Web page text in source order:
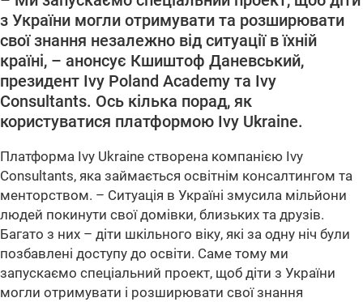
з України могли отримувати та розширювати
свої знання незалежно від ситуації в їхній
країні, – анонсує Кшиштоф Даневський,
президент Ivy Poland Academy та Ivy
Consultants. Ось кілька порад, як
користуватися платформою Ivy Ukraine.
Платформа Ivy Ukraine створена компанією Ivy
Consultants, яка займається освітнім консалтингом та
менторством. – Ситуація в Україні змусила мільйони
людей покинути свої домівки, близьких та друзів.
Багато з них – діти шкільного віку, які за одну ніч були
позбавлені доступу до освіти. Саме тому ми
запускаємо спеціальний проект, щоб діти з України
могли отримувати і розширювати свої знання